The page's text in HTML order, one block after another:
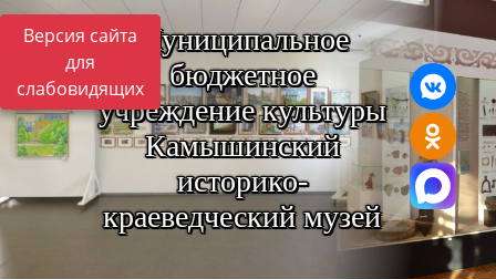
Версия сайта
для
слабовидящих
Муниципальное
бюджетное
учреждение культуры
Камышинский
историко-
краеведческий музей